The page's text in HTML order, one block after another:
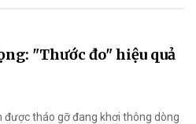
"Thước đo" hiệu quả
được tháo gỡ đang khơi thông dòng